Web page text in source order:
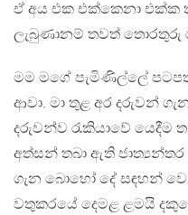
ඒ අය එක එක්කෙනා
ලැබුණානම් තවත් තොරතුරු
මම මගේ පැමිණිල්ලේ
ආවා. මා තුළ අර දරුවන්
දරුවන්ව රැකිය‍ාවේ යෙදීම
අත්සන් තබා ඇති
ගැන බොහෝ දේ සඳහන්
වතුකරයේ දෙමළ ළමයි